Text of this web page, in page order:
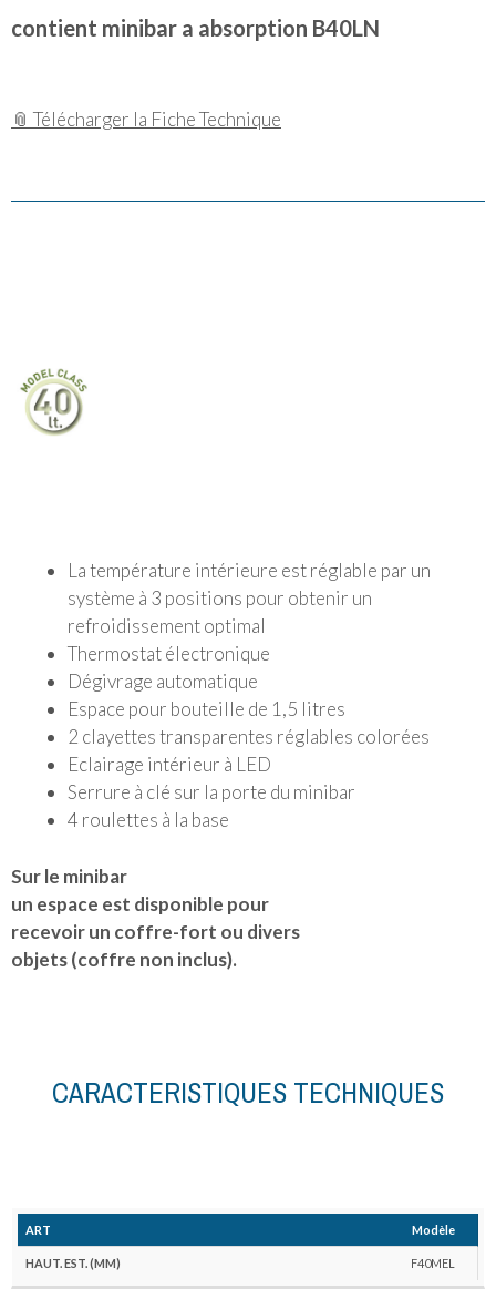
contient minibar a absorption B40LN
📎 Télécharger la Fiche Technique
La température intérieure est réglable par un
système à 3 positions pour obtenir un
refroidissement optimal
Thermostat électronique
Dégivrage automatique
Espace pour bouteille de 1,5 litres
2 clayettes transparentes réglables colorées
Eclairage intérieur à LED
Serrure à clé sur la porte du minibar
4 roulettes à la base
Sur le minibar
un espace est disponible pour
recevoir un coffre-fort ou divers
objets (coffre non inclus).
CARACTERISTIQUES TECHNIQUES
Modèle
F40MEL